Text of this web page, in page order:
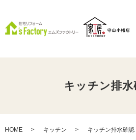
キッチン排水
HOME キッチン キッチン排水確認